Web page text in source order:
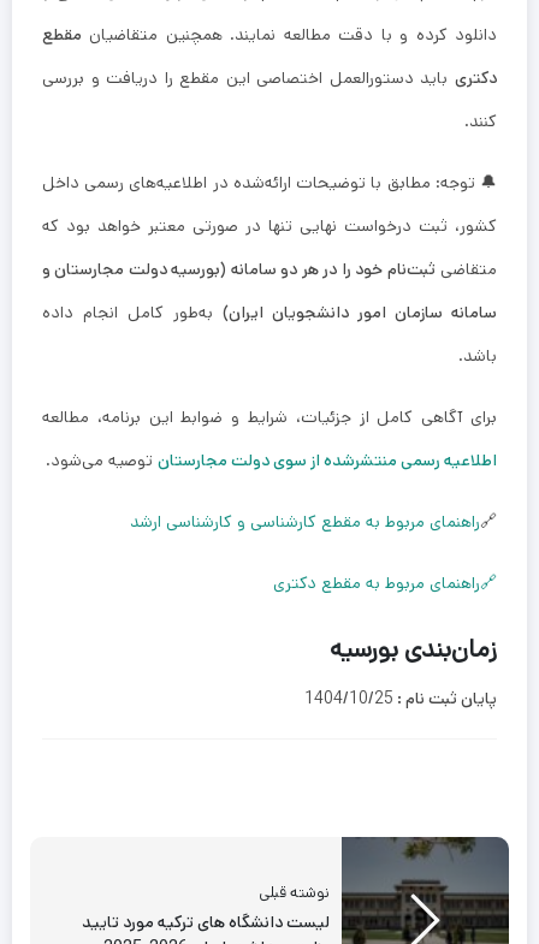
دانلود کرده و با دقت مطالعه نمایند. همچنین متقاضیان مقطع
دکتری باید دستورالعمل اختصاصی این مقطع را دریافت و بررسی
کنند.
🔔 توجه: مطابق با توضیحات ارائه‌شده در اطلاعیه‌های رسمی داخل
کشور، ثبت درخواست نهایی تنها در صورتی معتبر خواهد بود که
متقاضی ثبت‌نام خود را در هر دو سامانه (بورسیه دولت مجارستان و
سامانه سازمان امور دانشجویان ایران) به‌طور کامل انجام داده
باشد.
برای آگاهی کامل از جزئیات، شرایط و ضوابط این برنامه، مطالعه
اطلاعیه رسمی منتشرشده از سوی دولت مجارستان توصیه می‌شود.
🔗راهنمای مربوط به مقطع کارشناسی و کارشناسی ارشد
🔗راهنمای مربوط به مقطع دکتری
زمان‌بندی بورسیه
پایان ثبت نام : 1404/10/25
نوشته قبلی
لیست دانشگاه های ترکیه مورد تایید